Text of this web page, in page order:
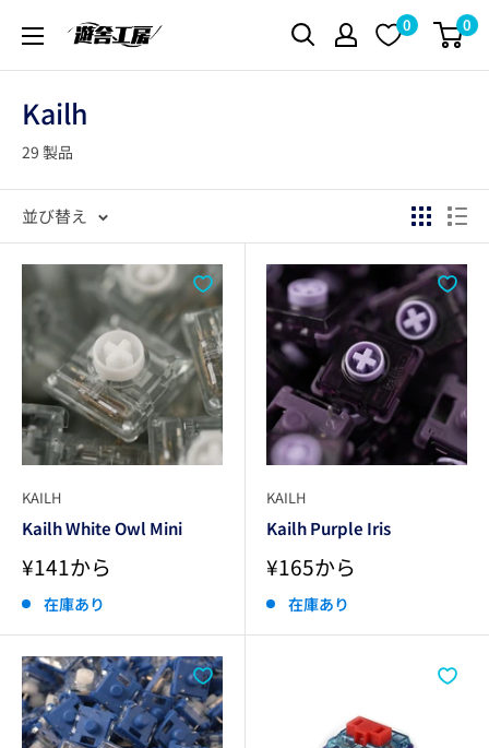
テ
ス
遊
舎
房
シ
ョ
ッ
プ
0 0
Kailh
29 製品
並び替え
KAILH
Kailh White Owl Mini
販
価
格
¥141から
在庫あり
KAILH
Kailh Purple Iris
販
価
格
¥165から
在庫あり